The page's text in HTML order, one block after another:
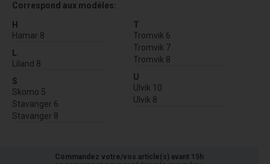
Correspond aux modèles:
H
Hamar 8
L
Liland 8
S
Skomo 5
Stavanger 6
Stavanger 8
T
Tromvik 6
Tromvik 7
Tromvik 8
U
Ulvik 10
Ulvik 8
Commandez votre/vos article(s) avant 15h